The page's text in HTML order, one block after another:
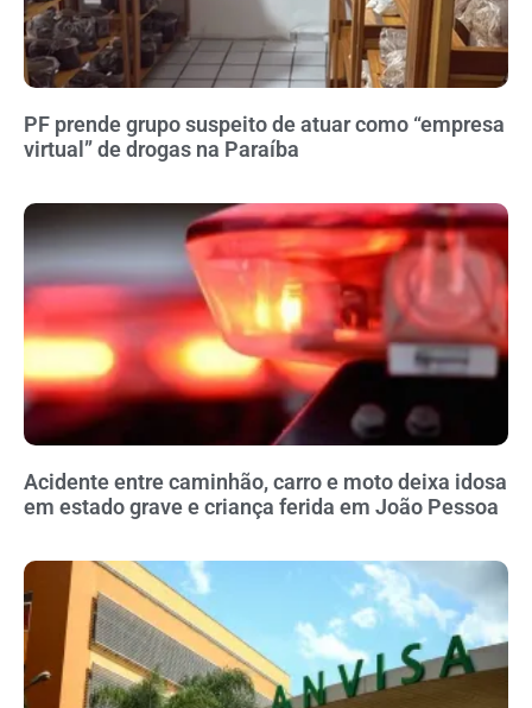
PF prende grupo suspeito de atuar como “empresa
virtual” de drogas na Paraíba
Acidente entre caminhão, carro e moto deixa idosa
em estado grave e criança ferida em João Pessoa